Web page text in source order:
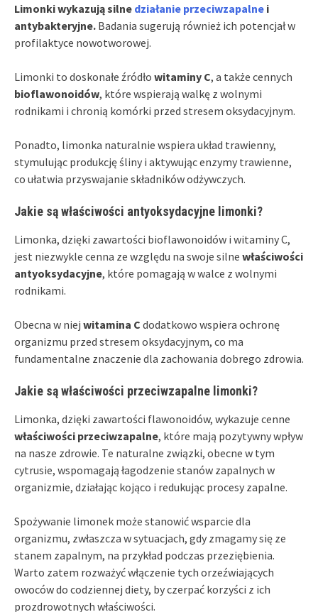
Limonki wykazują silne działanie przeciwzapalne i
antybakteryjne. Badania sugerują również ich potencjał w
profilaktyce nowotworowej.
Limonki to doskonałe źródło witaminy C, a także cennych
bioflawonoidów, które wspierają walkę z wolnymi
rodnikami i chronią komórki przed stresem oksydacyjnym.
Ponadto, limonka naturalnie wspiera układ trawienny,
stymulując produkcję śliny i aktywując enzymy trawienne,
co ułatwia przyswajanie składników odżywczych.
Jakie są właściwości antyoksydacyjne limonki?
Limonka, dzięki zawartości bioflawonoidów i witaminy C,
jest niezwykle cenna ze względu na swoje silne właściwości
antyoksydacyjne, które pomagają w walce z wolnymi
rodnikami.
Obecna w niej witamina C dodatkowo wspiera ochronę
organizmu przed stresem oksydacyjnym, co ma
fundamentalne znaczenie dla zachowania dobrego zdrowia.
Jakie są właściwości przeciwzapalne limonki?
Limonka, dzięki zawartości flawonoidów, wykazuje cenne
właściwości przeciwzapalne, które mają pozytywny wpływ
na nasze zdrowie. Te naturalne związki, obecne w tym
cytrusie, wspomagają łagodzenie stanów zapalnych w
organizmie, działając kojąco i redukując procesy zapalne.
Spożywanie limonek może stanowić wsparcie dla
organizmu, zwłaszcza w sytuacjach, gdy zmagamy się ze
stanem zapalnym, na przykład podczas przeziębienia.
Warto zatem rozważyć włączenie tych orzeźwiających
owoców do codziennej diety, by czerpać korzyści z ich
prozdrowotnych właściwości.